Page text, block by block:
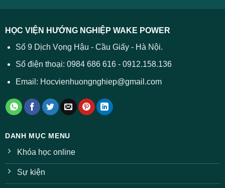
HỌC VIỆN HƯỚNG NGHIỆP WAKE POWER
Số 9 Dịch Vọng Hậu - Cầu Giấy - Hà Nội.
Số điện thoại: 0984 686 616 - 0912.158.136
Email: Hocvienhuongnghiep@gmail.com
DANH MỤC MENU
Khóa học online
Sự kiện